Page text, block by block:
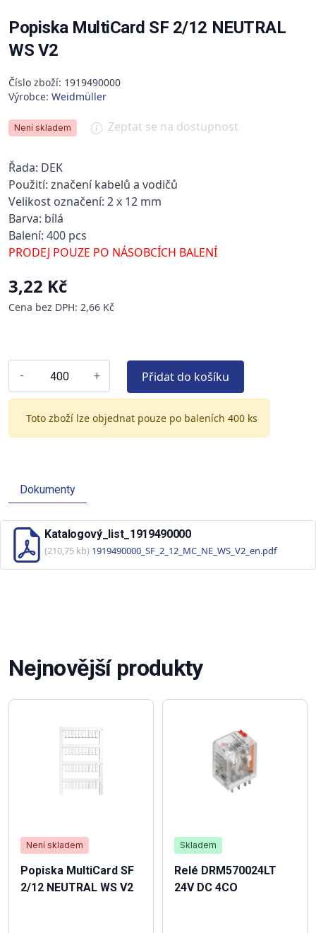
Popiska MultiCard SF 2/12 NEUTRAL
WS V2
Číslo zboží: 1919490000
Výrobce: Weidmüller
Není skladem Zeptat se na dostupnost
Řada: DEK
Použití: značení kabelů a vodičů
Velikost označení: 2 x 12 mm
Barva: bílá
Balení: 400 pcs
PRODEJ POUZE PO NÁSOBCÍCH BALENÍ
3,22 Kč
Cena bez DPH: 2,66 Kč
- + Přidat do košíku
Toto zboží lze objednat pouze po baleních 400 ks
Dokumenty
Katalogový_list_1919490000
(210,75 kb) 1919490000_SF_2_12_MC_NE_WS_V2_en.pdf
Nejnovější produkty
Není skladem
Popiska MultiCard SF
2/12 NEUTRAL WS V2
Skladem
Relé DRM570024LT
24V DC 4CO